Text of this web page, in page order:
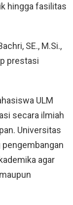
hingga fasilitas
SE., M.Si.,
prestasi
ULM
secara ilmiah
Universitas
agar